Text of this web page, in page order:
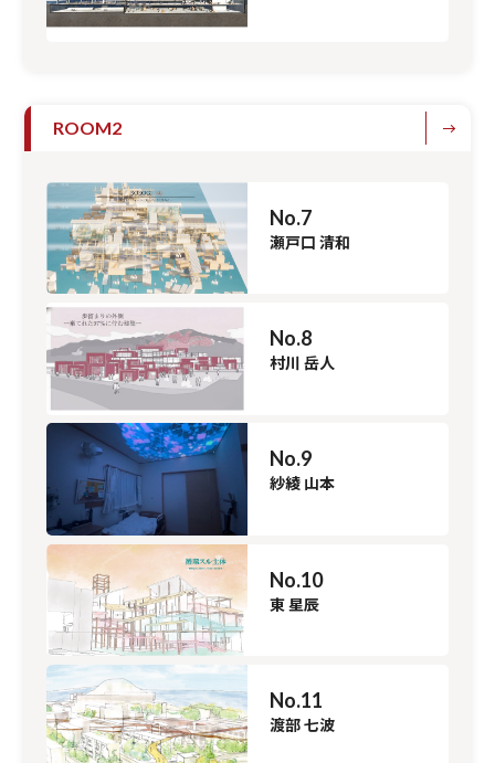
ROOM2
No.7
瀬戸口 清和
No.8
村川 岳人
No.9
紗綾 山本
No.10
東 星辰
No.11
渡部 七波